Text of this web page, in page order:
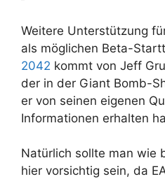
Weitere Unterstützung
als möglichen Beta-
2042 kommt von Jeff
der in der Giant Bomb-
er von seinen eigenen
Informationen erhalten
Natürlich sollte man wie
hier vorsichtig sein, da